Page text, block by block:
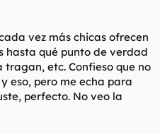
vez más chicas ofrecen
hasta qué punto de verdad
tragan, etc. Confieso que no
eso, pero me echa para
perfecto. No veo la